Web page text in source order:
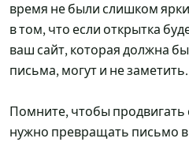
время не были слишком
в том, что если открытка
ваш сайт, которая должна
письма, могут и не заметить.
Помните, чтобы продвигать
нужно превращать письмо